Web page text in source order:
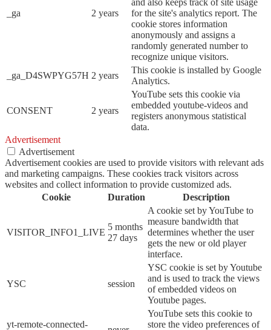
_ga 2 years
and also keeps track of site usage
for the site's analytics report. The
cookie stores information
anonymously and assigns a
randomly generated number to
recognize unique visitors.
_ga_D4SWPYG57H 2 years
This cookie is installed by Google
Analytics.
CONSENT 2 years
YouTube sets this cookie via
embedded youtube-videos and
registers anonymous statistical
data.
Advertisement
Advertisement
Advertisement cookies are used to provide visitors with relevant ads
and marketing campaigns. These cookies track visitors across
websites and collect information to provide customized ads.
Cookie
Duration Description
VISITOR_INFO1_LIVE
5 months
27 days
A cookie set by YouTube to
measure bandwidth that
determines whether the user
gets the new or old player
interface.
YSC session
YSC cookie is set by Youtube
and is used to track the views
of embedded videos on
Youtube pages.
yt-remote-connected-
YouTube sets this cookie to
store the video preferences of